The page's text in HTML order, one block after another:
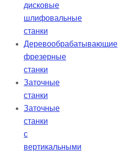
дисковые
шлифовальные
станки
Деревообрабатывающие
фрезерные
станки
Заточные
станки
Заточные
станки
с
вертикальными